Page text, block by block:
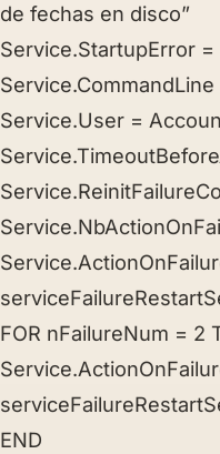
de fechas en disco”
Service.StartupError
Service.User =
FOR nFailureNum = 2
END